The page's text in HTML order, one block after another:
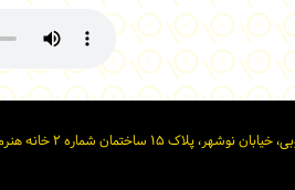
شماره ۲ خانه هنرمندان ایران، واحد ۸